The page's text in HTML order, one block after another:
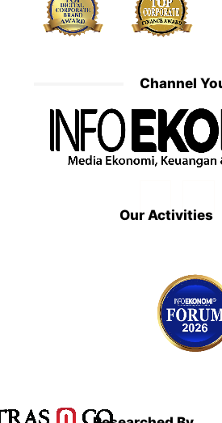
Channel
Our Activities